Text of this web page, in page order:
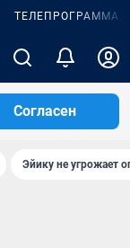
ТЕЛЕПРОГРАММА
Согласен
Эйику не угрожает